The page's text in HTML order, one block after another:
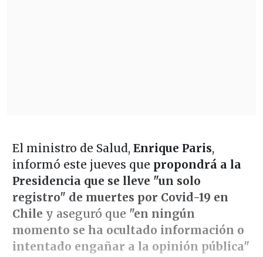
El ministro de Salud, Enrique Paris,
informó este jueves que propondrá a la
Presidencia que se lleve "un solo
registro" de muertes por Covid-19 en
Chile y aseguró que "en ningún
momento se ha ocultado información o
intentado engañar a la opinión pública"